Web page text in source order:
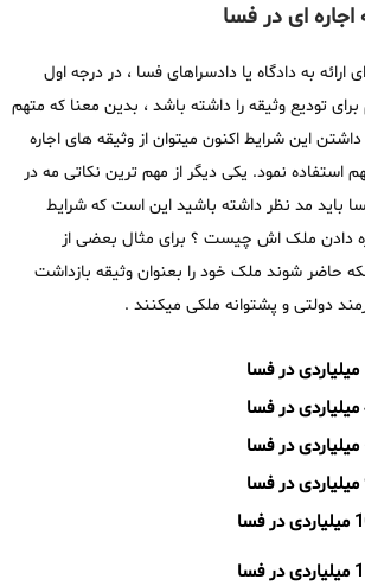
اجاره ای در فسا
ارائه به دادگاه یا دادسراهای فسا ، در درجه اول
برای تودیع وثیقه را داشته باشد ، بدین معنا که متهم
داشتن این شرایط اکنون میتوان از وثیقه های اجاره
استفاده نمود. یکی دیگر از مهم ترین نکاتی مه در
باید مد نظر داشته باشید این است که شرایط
دادن ملک اش چیست ؟ برای مثال بعضی از
حاضر شوند ملک خود را بعنوان وثیقه بازداشت
دولتی و پشتوانه ملکی میکنند .